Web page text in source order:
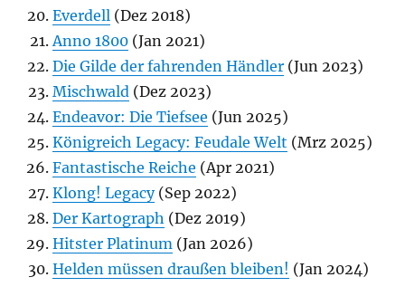
Everdell (Dez 2018)
Anno 1800 (Jan 2021)
Die Gilde der fahrenden Händler (Jun 2023)
Mischwald (Dez 2023)
Endeavor: Die Tiefsee (Jun 2025)
Königreich Legacy: Feudale Welt (Mrz 2025)
Fantastische Reiche (Apr 2021)
Klong! Legacy(Sep 2022)
Der Kartograph (Dez 2019)
Hitster Platinum (Jan 2026)
Helden müssen draußen bleiben! (Jan 2024)